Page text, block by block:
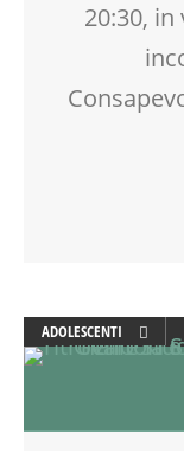
20:30,
ADOLESCENTI
ADULTI